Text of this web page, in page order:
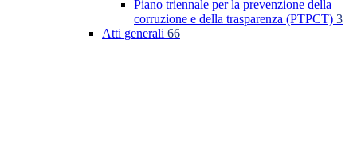
Piano triennale per la prevenzione della
corruzione e della trasparenza (PTPCT) 3
Atti generali 66